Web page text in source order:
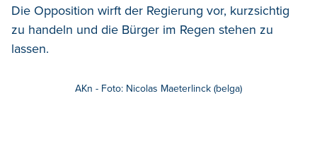
Die Opposition wirft der Regierung vor, kurzsichtig
zu handeln und die Bürger im Regen stehen zu
lassen.
AKn - Foto: Nicolas Maeterlinck (belga)